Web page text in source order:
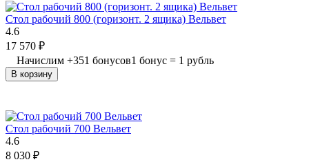
Стол рабочий 800 (горизонт. 2 ящика) Вельвет
4.6
17 570 ₽
Начислим +351 бонусов1 бонус = 1 рубль
В корзину
Стол рабочий 700 Вельвет
4.6
8 030 ₽